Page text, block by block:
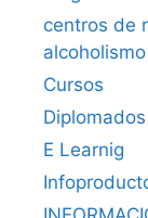
centros de
alcoholismo
Cursos
Diplomados
E Learnig